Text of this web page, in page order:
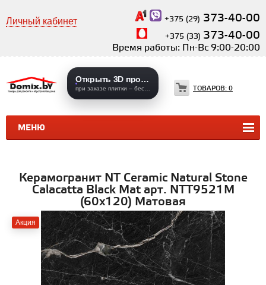
Личный кабинет +375 (29) 373-40-00
+375 (33) 373-40-00
Время работы: Пн-Вс 9:00-20:00
МЕНЮ
Открыть 3D проекты
ТОВАРОВ: 0
КЕРАМИЧЕСКАЯ ПЛИТКА
Керамогранит NT Ceramic Natural Stone
Calacatta Black Mat арт. NTT9521M
(60x120) Матовая
Акция